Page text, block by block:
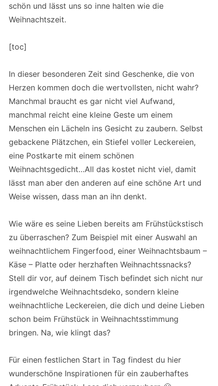
schön und lässt uns so inne halten wie die
Weihnachtszeit.
[toc]
In dieser besonderen Zeit sind Geschenke, die von
Herzen kommen doch die wertvollsten, nicht wahr?
Manchmal braucht es gar nicht viel Aufwand,
manchmal reicht eine kleine Geste um einem
Menschen ein Lächeln ins Gesicht zu zaubern. Selbst
gebackene Plätzchen, ein Stiefel voller Leckereien,
eine Postkarte mit einem schönen
Weihnachtsgedicht…All das kostet nicht viel, damit
lässt man aber den anderen auf eine schöne Art und
Weise wissen, dass man an ihn denkt.
Wie wäre es seine Lieben bereits am Frühstückstisch
zu überraschen? Zum Beispiel mit einer Auswahl an
weihnachtlichem Fingerfood, einer Weihnachtsbaum –
Käse – Platte oder herzhaften Weihnachtssnacks?
Stell dir vor, auf deinem Tisch befindet sich nicht nur
irgendwelche Weihnachtsdeko, sondern kleine
weihnachtliche Leckereien, die dich und deine Lieben
schon beim Frühstück in Weihnachtsstimmung
bringen. Na, wie klingt das?
Für einen festlichen Start in Tag findest du hier
wunderschöne Inspirationen für ein zauberhaftes